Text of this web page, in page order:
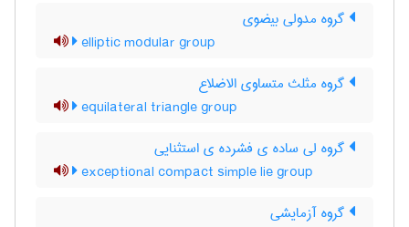
گروه مدولی بیضوی
elliptic modular group
گروه مثلث متساوی الاضلاع
equilateral triangle group
گروه لی ساده ی فشرده ی استثنایی
exceptional compact simple lie group
گروه آزمایشی